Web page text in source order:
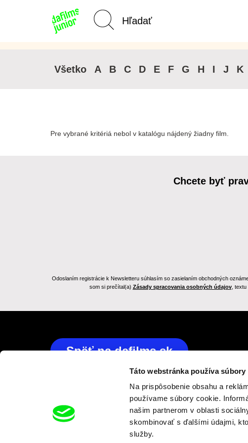
Táto webstránka používa súbory
Na prispôsobenie obsahu a
používame súbory cookie.
našim partnerom v oblasti
skombinovať s ďalšími údajmi,
služby.
Domov
Kategórie Junior
Všetko A B C D E F G H I J K
Pre vybrané kritériá nebol v katalógu nájdený žiadny film.
Chcete byť
Odoslaním registrácie k Newsletteru súhlasím so zasielaním obchodných
som si prečítal(a) Zásady spracovania osobných údajov, textu
Späť na dafilms.sk